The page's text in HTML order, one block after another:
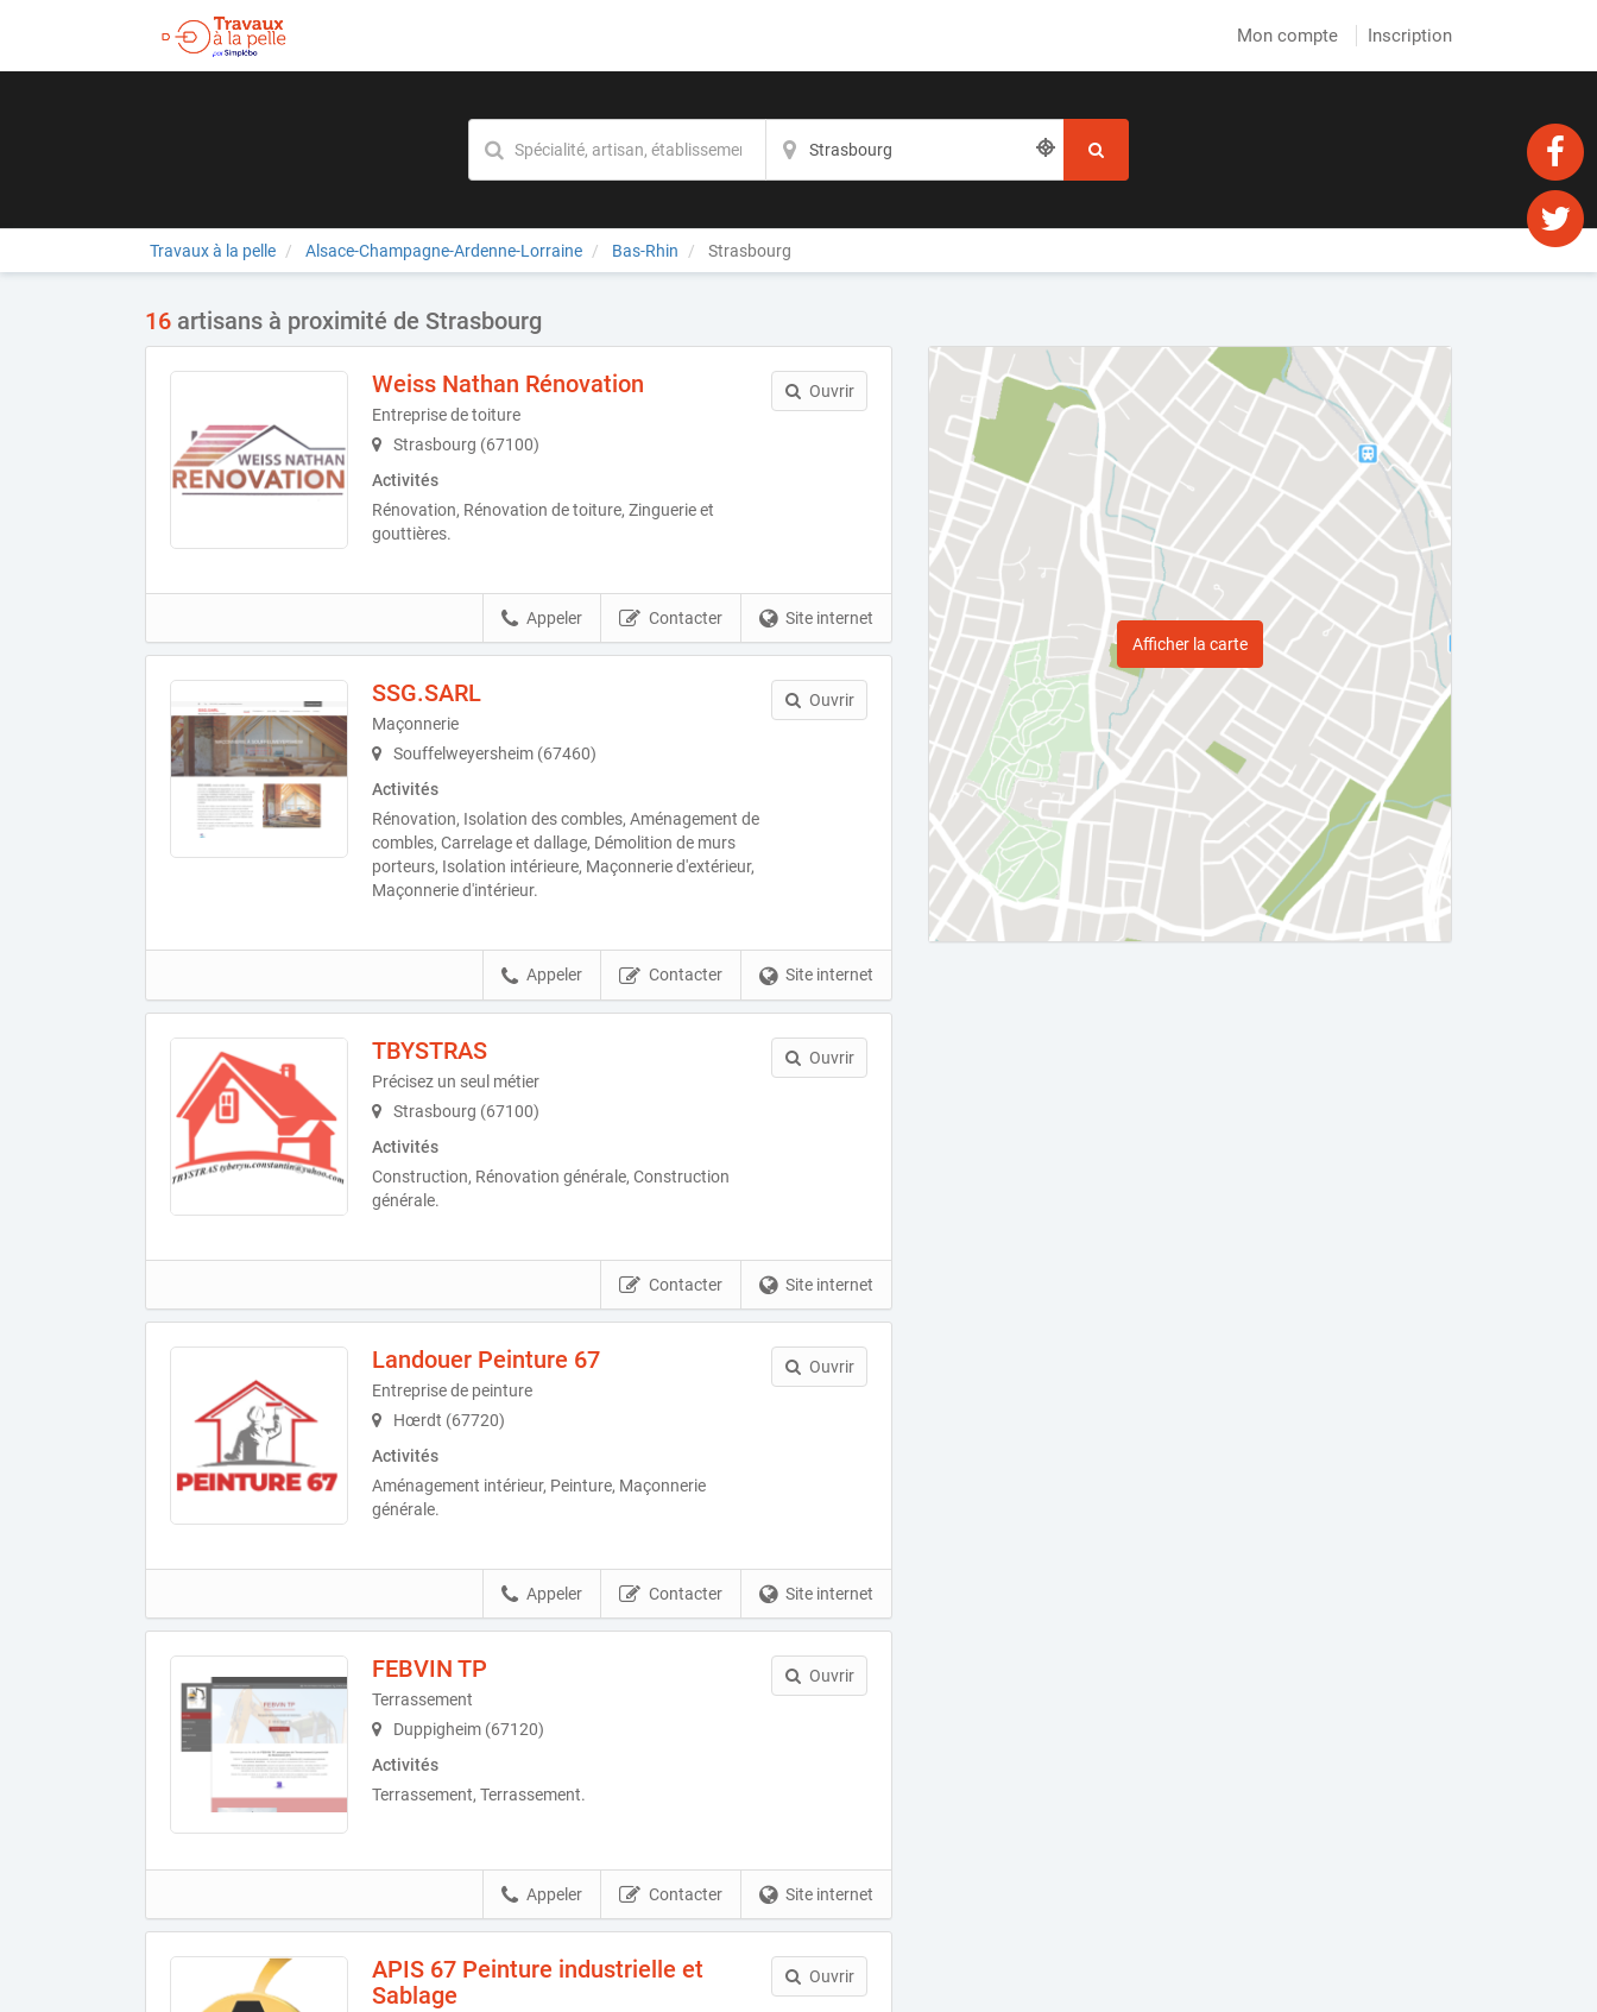
Mon compte Inscription
Travaux à la pelle Alsace-Champagne-Ardenne-Lorraine Bas-Rhin Strasbourg
16 artisans à proximité de Strasbourg
Weiss Nathan Rénovation
Entreprise de toiture
Strasbourg (67100)
Activités
Rénovation, Rénovation de toiture, Zinguerie et
gouttières.
Ouvrir
Site internet
Contacter
Appeler
SSG.SARL
Maçonnerie
Souffelweyersheim (67460)
Activités
Rénovation, Isolation des combles, Aménagement de
combles, Carrelage et dallage, Démolition de murs
porteurs, Isolation intérieure, Maçonnerie d'extérieur,
Maçonnerie d'intérieur.
Ouvrir
Site internet
Contacter
Appeler
TBYSTRAS
Précisez un seul métier
Strasbourg (67100)
Activités
Construction, Rénovation générale, Construction
générale.
Ouvrir
Site internet
Contacter
Landouer Peinture 67
Entreprise de peinture
Hœrdt (67720)
Activités
Aménagement intérieur, Peinture, Maçonnerie
générale.
Ouvrir
Site internet
Contacter
Appeler
FEBVIN TP
Terrassement
Duppigheim (67120)
Activités
Terrassement, Terrassement.
Ouvrir
Site internet
Contacter
Appeler
APIS 67 Peinture industrielle et
Sablage
Ouvrir
Afficher la carte